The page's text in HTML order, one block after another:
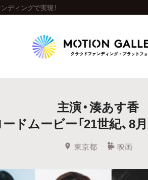
ディングで実現！
新着プロジェクト
Feature
グから探す キュレーターから探す
主演・湊あす香
ドムービー「21世紀、8
東京都 映画